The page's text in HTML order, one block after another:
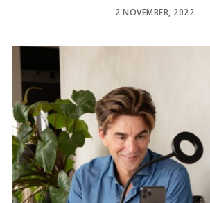
POSTED
2 NOVEMBER, 2022